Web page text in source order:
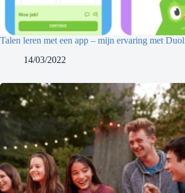
Talen leren met een app – mijn ervaring met
14/03/2022